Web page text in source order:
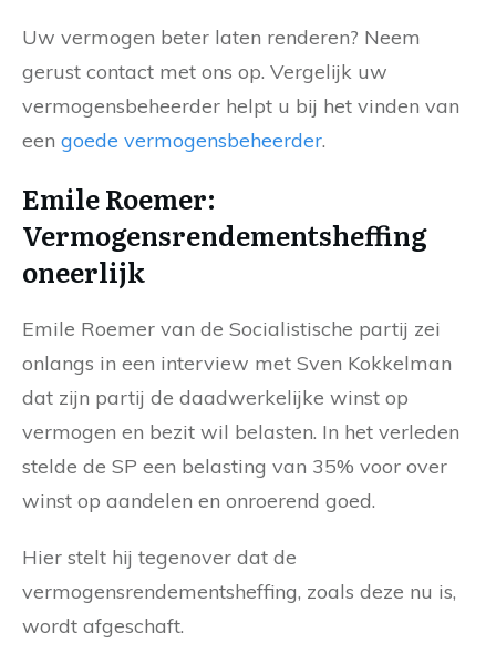
Uw vermogen beter laten renderen? Neem
gerust contact met ons op. Vergelijk uw
vermogensbeheerder helpt u bij het vinden van
een goede vermogensbeheerder.
Emile Roemer:
Vermogensrendementsheffing
oneerlijk
Emile Roemer van de Socialistische partij zei
onlangs in een interview met Sven Kokkelman
dat zijn partij de daadwerkelijke winst op
vermogen en bezit wil belasten. In het verleden
stelde de SP een belasting van 35% voor over
winst op aandelen en onroerend goed.
Hier stelt hij tegenover dat de
vermogensrendementsheffing, zoals deze nu is,
wordt afgeschaft.